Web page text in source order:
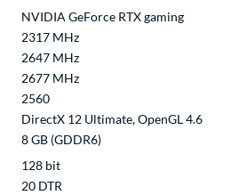
NVIDIA GeForce RTX gaming
2317 MHz
2647 MHz
2677 MHz
2560
DirectX 12 Ultimate, OpenGL 4.6
8 GB (GDDR6)
128 bit
20 DTR